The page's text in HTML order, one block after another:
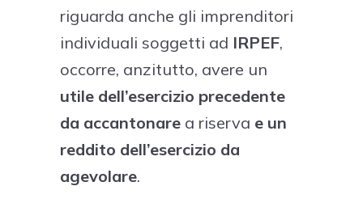
riguarda anche gli imprenditori
individuali soggetti ad IRPEF,
occorre, anzitutto, avere un
utile dell’esercizio precedente
da accantonare a riserva e un
reddito dell’esercizio da
agevolare.